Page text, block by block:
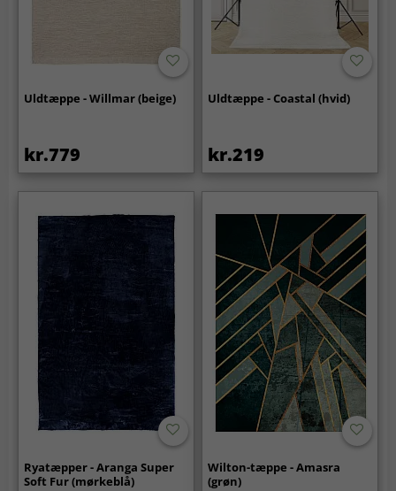
Uldtæppe - Willmar (beige)
kr.779
Uldtæppe - Coastal (hvid)
kr.219
Ryatæpper - Aranga Super
Soft Fur (mørkeblå)
Wilton-tæppe - Amasra
(grøn)